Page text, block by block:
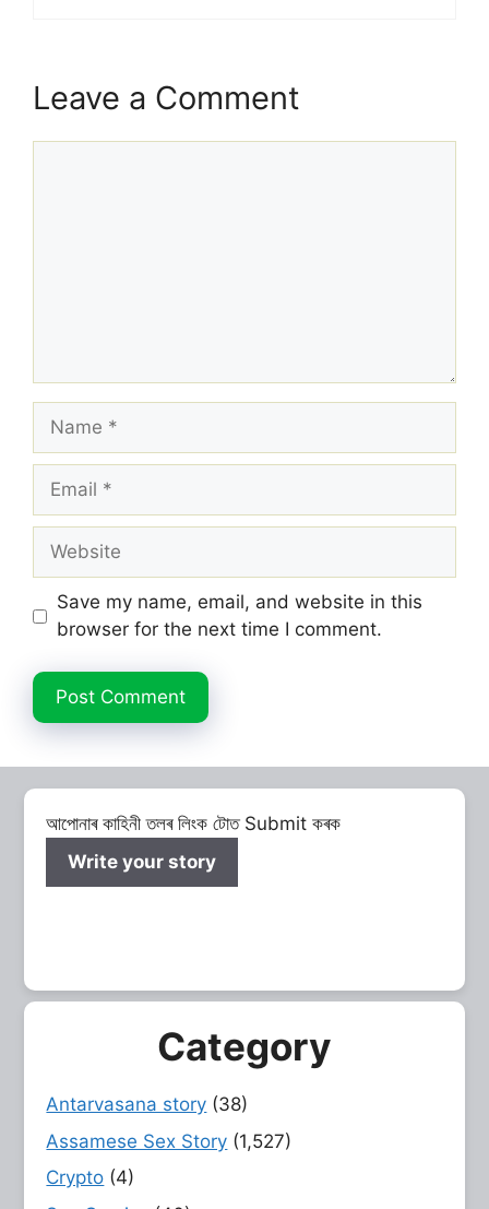
Leave a Comment
Name
Email
Website
Save my name, email, and website in this
browser for the next time I comment.
আপোনাৰ কাহিনী তলৰ লিংক টোত Submit কৰক
Write your story
Category
Antarvasana story (38)
Assamese Sex Story (1,527)
Crypto (4)